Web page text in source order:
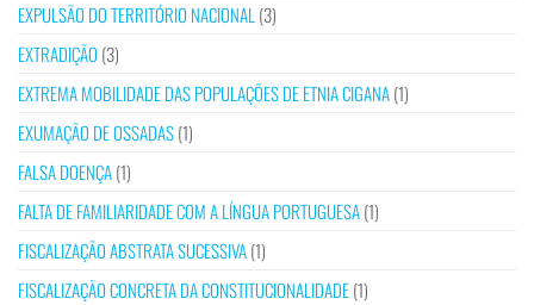
EXPULSÃO DO TERRITÓRIO NACIONAL (3)
EXTRADIÇÃO (3)
EXTREMA MOBILIDADE DAS POPULAÇÕES DE ETNIA CIGANA(1)
EXUMAÇÃO DE OSSADAS(1)
FALSA DOENÇA(1)
FALTA DE FAMILIARIDADE COM A LÍNGUA PORTUGUESA(1)
FISCALIZAÇÃO ABSTRATA SUCESSIVA(1)
FISCALIZAÇÃO CONCRETA DA CONSTITUCIONALIDADE(1)